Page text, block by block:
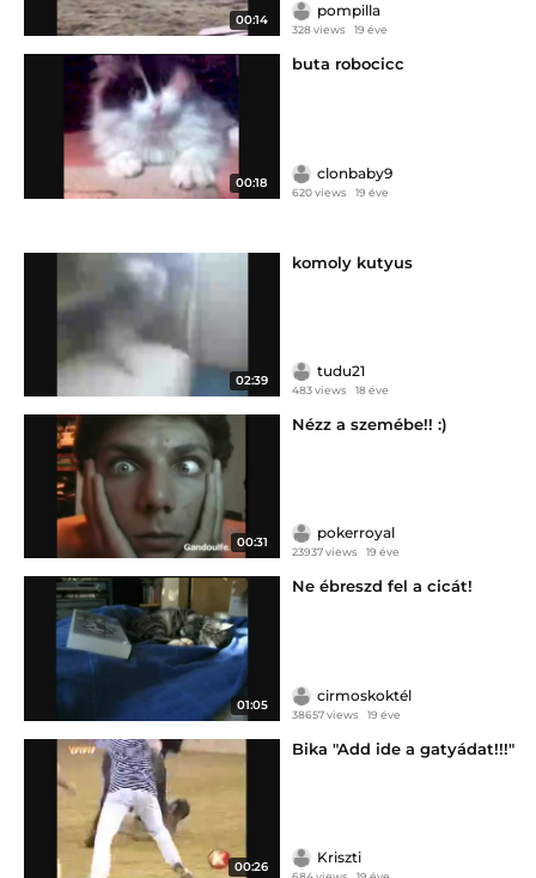
00:14
pompilla
328 views 19 éve
00:18
buta robocicc
clonbaby9
620 views 19 éve
02:39
komoly kutyus
tudu21
483 views 18 éve
00:31
Nézz a szemébe!! :)
pokerroyal
23937 views 19 éve
01:05
Ne ébreszd fel a cicát!
cirmoskoktél
38657 views 19 éve
00:26
Bika "Add ide a gatyádat!!!"
Kriszti